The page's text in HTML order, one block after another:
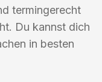
termingerecht
Du kannst dich
in besten